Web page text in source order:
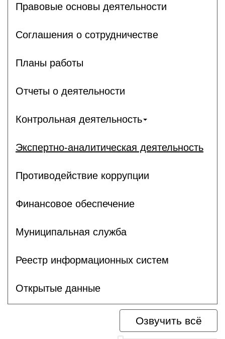
Правовые основы деятельности
Соглашения о сотрудничестве
Планы работы
Отчеты о деятельности
Контрольная деятельность
Экспертно-аналитическая деятельность
Противодействие коррупции
Финансовое обеспечение
Муниципальная служба
Реестр информационных систем
Открытые данные
Озвучить всё